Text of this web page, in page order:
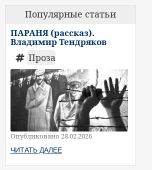
Популярные статьи
ПАРАНЯ (рассказ).
Владимир Тендряков
Проза
Опубликовано 28.02.2026
ЧИТАТЬ ДАЛЕЕ